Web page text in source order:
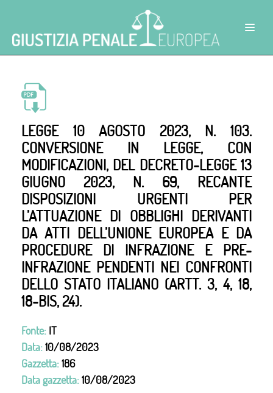
LEGGE 10 AGOSTO 2023, N. 103.
CONVERSIONE IN LEGGE, CON
MODIFICAZIONI, DEL DECRETO-LEGGE 13
GIUGNO 2023, N. 69, RECANTE
DISPOSIZIONI URGENTI PER
L’ATTUAZIONE DI OBBLIGHI DERIVANTI
DA ATTI DELL’UNIONE EUROPEA E DA
PROCEDURE DI INFRAZIONE E PRE-
INFRAZIONE PENDENTI NEI CONFRONTI
DELLO STATO ITALIANO (ARTT. 3, 4, 18,
18-BIS, 24).
Fonte: IT
Data:10/08/2023
Gazzetta:186
Data gazzetta:10/08/2023